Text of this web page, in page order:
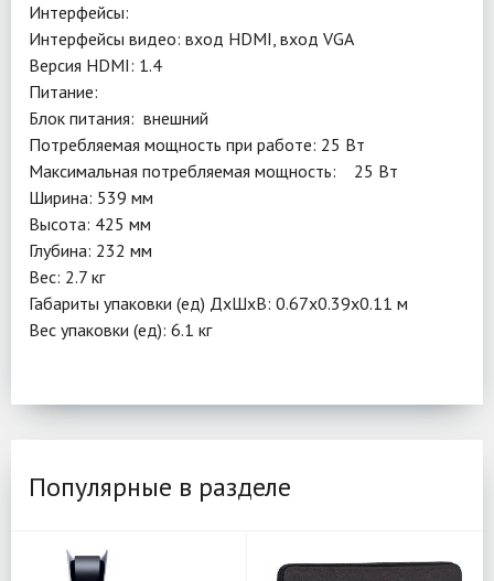
Интерфейсы:
Интерфейсы видео: вход HDMI, вход VGA
Версия HDMI: 1.4
Питание:
Блок питания: внешний
Потребляемая мощность при работе: 25 Вт
Максимальная потребляемая мощность: 25 Вт
Ширина: 539 мм
Высота: 425 мм
Глубина: 232 мм
Вес: 2.7 кг
Габариты упаковки (ед) ДхШхВ: 0.67x0.39x0.11 м
Вес упаковки (ед): 6.1 кг
Популярные в разделе